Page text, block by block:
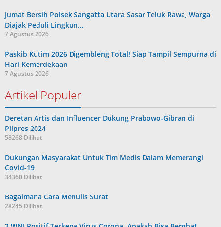
Jumat Bersih Polsek Sangatta Utara Sasar Teluk Rawa, Warga
Diajak Peduli Lingkun…
7 Agustus 2026
Paskib Kutim 2026 Digembleng Total! Siap Tampil Sempurna di
Hari Kemerdekaan
7 Agustus 2026
Artikel Populer
Deretan Artis dan Influencer Dukung Prabowo-Gibran di
Pilpres 2024
58268 Dilihat
Dukungan Masyarakat Untuk Tim Medis Dalam Memerangi
Covid-19
34360 Dilihat
Bagaimana Cara Menulis Surat
28245 Dilihat